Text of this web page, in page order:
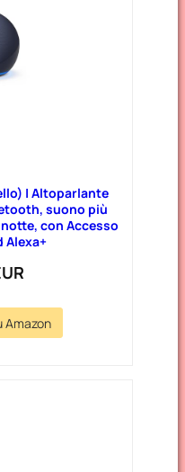
| Altoparlante
suono più
con Accesso
Alexa+
Amazon